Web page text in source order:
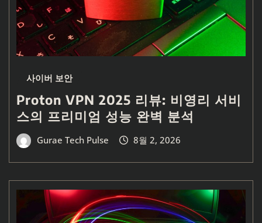
사이버 보안
Proton VPN 2025 리뷰: 비영리 서비
스의 프리미엄 성능 완벽 분석
Gurae Tech Pulse 8월 2, 2026